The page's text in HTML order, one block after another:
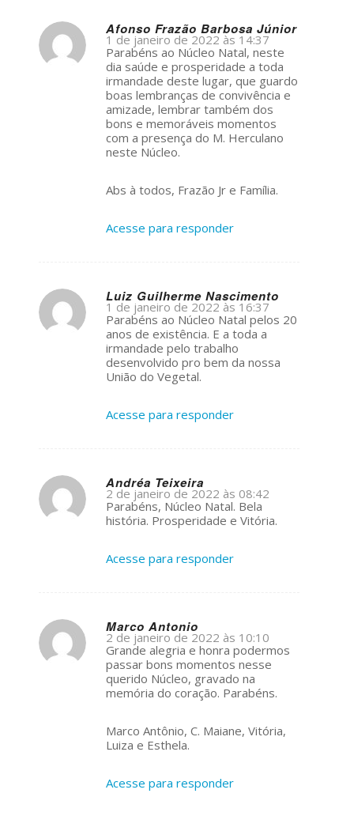
Afonso Frazão Barbosa Júnior
s
ays:
1 de janeiro de 2022 às 14:37
Parabéns ao Núcleo Natal, neste
dia saúde e prosperidade a toda
irmandade deste lugar, que guardo
boas lembranças de convivência e
amizade, lembrar também dos
bons e memoráveis momentos
com a presença do M. Herculano
neste Núcleo.
Abs à todos, Frazão Jr e Família.
Acesse para responder
Luiz Guilherme Nascimento
s
ays:
1 de janeiro de 2022 às 16:37
Parabéns ao Núcleo Natal pelos 20
anos de existência. E a toda a
irmandade pelo trabalho
desenvolvido pro bem da nossa
União do Vegetal.
Acesse para responder
Andréa Teixeira
s
ays:
2 de janeiro de 2022 às 08:42
Parabéns, Núcleo Natal. Bela
história. Prosperidade e Vitória.
Acesse para responder
Marco Antonio
s
ays:
2 de janeiro de 2022 às 10:10
Grande alegria e honra podermos
passar bons momentos nesse
querido Núcleo, gravado na
memória do coração. Parabéns.
Marco Antônio, C. Maiane, Vitória,
Luiza e Esthela.
Acesse para responder